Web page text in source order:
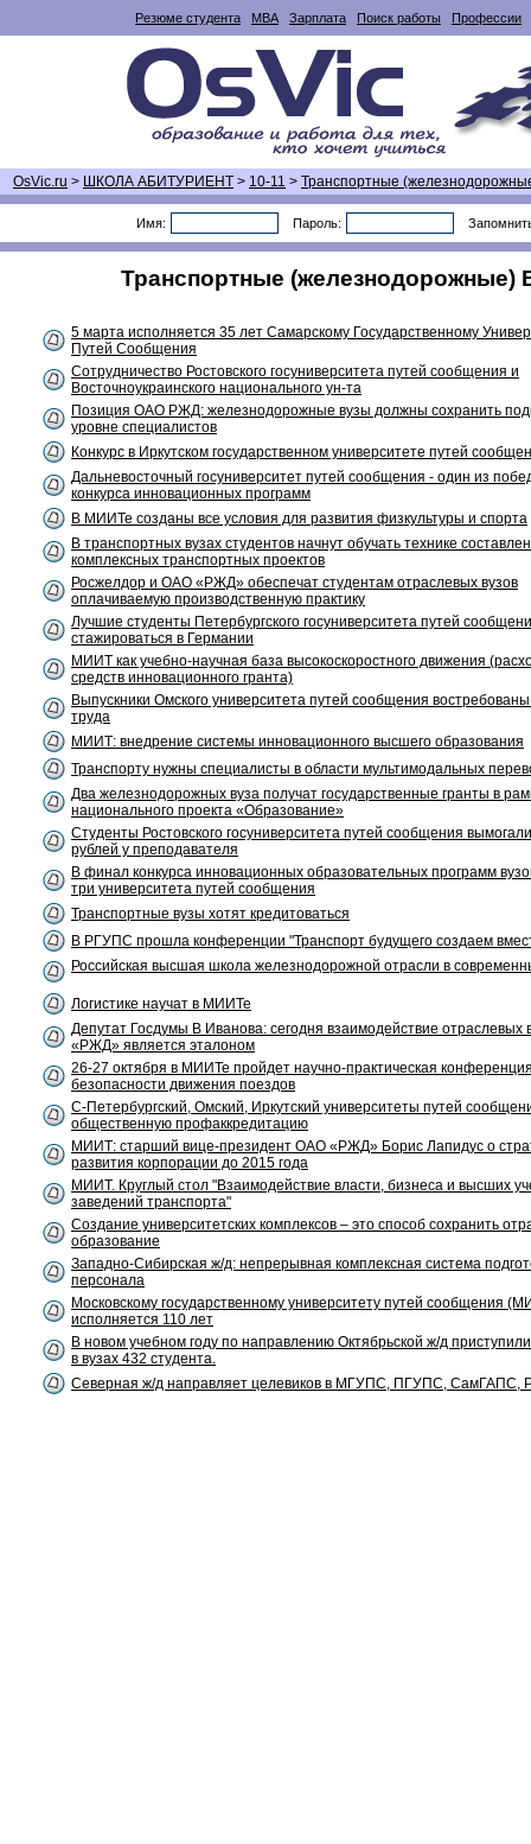
Резюме студента MBA Зарплата Поиск работы Профессии
OsVic.ru > ШКОЛА АБИТУРИЕНТ > 10-11 > Транспортные
Имя: Пароль:
Транспортные (железнодорожные)
5 марта исполняется 35 лет Самарскому Государственному
Путей Сообщения
Сотрудничество Ростовского госуниверситета путей сообщения и
Восточноукраинского национального ун-та
Позиция ОАО РЖД: железнодорожные вузы должны сохранить
уровне специалистов
Конкурс в Иркутском государственном университете путей
Дальневосточный госуниверситет путей сообщения - один из
конкурса инновационных программ
В МИИТе созданы все условия для развития физкультуры и спорта
В транспортных вузах студентов начнут обучать технике
комплексных транспортных проектов
Росжелдор и ОАО «РЖД» обеспечат студентам отраслевых вузов
оплачиваемую производственную практику
Лучшие студенты Петербургского госуниверситета путей
стажироваться в Германии
МИИТ как учебно-научная база высокоскоростного движения
средств инновационного гранта)
Выпускники Омского университета путей сообщения
труда
МИИТ: внедрение системы инновационного высшего образования
Транспорту нужны специалисты в области мультимодальных
Два железнодорожных вуза получат государственные гранты в
национального проекта «Образование»
Cтуденты Ростовского госуниверситета путей сообщения
рублей у преподавателя
В финал конкурса инновационных образовательных программ
три университета путей сообщения
Транспортные вузы хотят кредитоваться
В РГУПС прошла конференции "Транспорт будущего создаем
Российская высшая школа железнодорожной отрасли в
Логистике научат в МИИТе
Депутат Госдумы В Иванова: сегодня взаимодействие отраслевых
«РЖД» является эталоном
26-27 октября в МИИТе пройдет научно-практическая
безопасности движения поездов
С-Петербургский, Омский, Иркутский университеты путей
общественную профаккредитацию
МИИТ: старший вице-президент ОАО «РЖД» Борис Лапидус о
развития корпорации до 2015 года
МИИТ. Круглый стол "Взаимодействие власти, бизнеса и высших
заведений транспорта"
Создание университетских комплексов – это способ сохранить
образование
Западно-Сибирская ж/д: непрерывная комплексная система
персонала
Московскому государственному университету путей сообщения
исполняется 110 лет
В новом учебном году по направлению Октябрьской ж/д
в вузах 432 студента.
Северная ж/д направляет целевиков в МГУПС, ПГУПС, СамГАПС,